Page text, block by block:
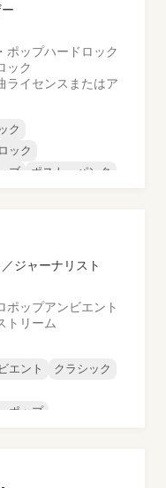
ポップハードロック
ック
ライセンスまたはア
ク
ック
ブ
ポスト・パンク
ジャーナリスト
ポップアンビエント
トリーム
エント
クラシック
ポップ